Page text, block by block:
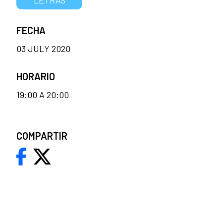
FECHA
03 JULY 2020
HORARIO
19:00 A 20:00
COMPARTIR